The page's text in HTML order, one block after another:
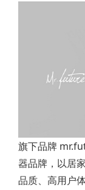
旗下品牌
器品牌，以居
品质、高用户